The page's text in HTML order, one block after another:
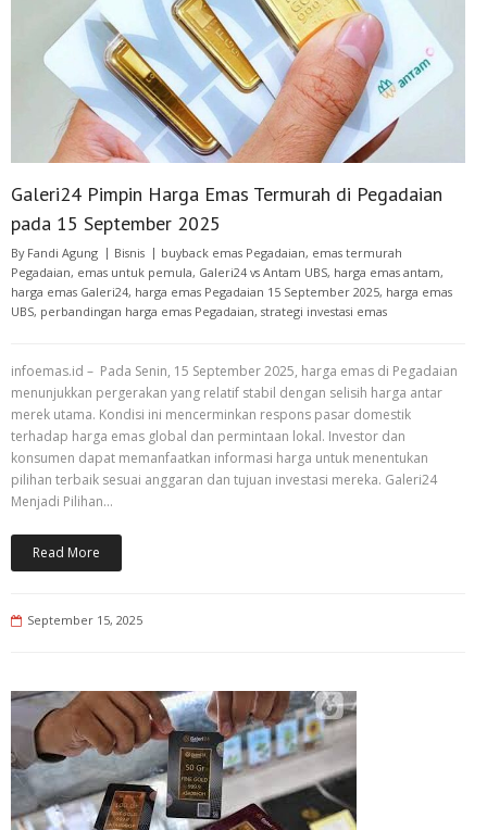
Galeri24 Pimpin Harga Emas Termurah di Pegadaian
pada 15 September 2025
By Fandi Agung Bisnis buyback emas Pegadaian, emas termurah
Pegadaian, emas untuk pemula, Galeri24 vs Antam UBS, harga emas antam,
harga emas Galeri24, harga emas Pegadaian 15 September 2025, harga emas
UBS, perbandingan harga emas Pegadaian, strategi investasi emas
infoemas.id – Pada Senin, 15 September 2025, harga emas di Pegadaian
menunjukkan pergerakan yang relatif stabil dengan selisih harga antar
merek utama. Kondisi ini mencerminkan respons pasar domestik
terhadap harga emas global dan permintaan lokal. Investor dan
konsumen dapat memanfaatkan informasi harga untuk menentukan
pilihan terbaik sesuai anggaran dan tujuan investasi mereka. Galeri24
Menjadi Pilihan…
Read More
September 15, 2025